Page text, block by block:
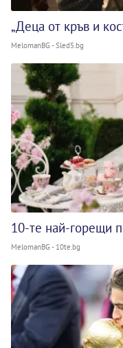
„Деца от кръв и
MelomanBG - Sled5.bg
10-те най-горещи
MelomanBG - 10te.bg